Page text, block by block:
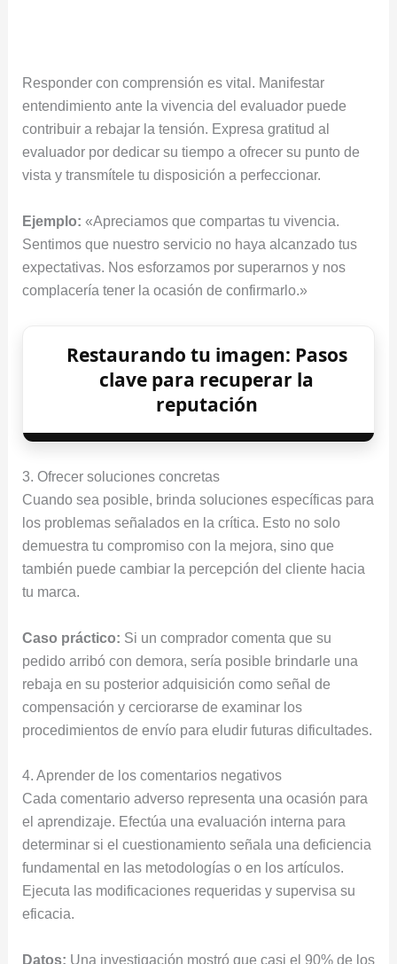
Responder con comprensión es vital. Manifestar
entendimiento ante la vivencia del evaluador puede
contribuir a rebajar la tensión. Expresa gratitud al
evaluador por dedicar su tiempo a ofrecer su punto de
vista y transmítele tu disposición a perfeccionar.
Ejemplo: «Apreciamos que compartas tu vivencia.
Sentimos que nuestro servicio no haya alcanzado tus
expectativas. Nos esforzamos por superarnos y nos
complacería tener la ocasión de confirmarlo.»
Restaurando tu imagen: Pasos
clave para recuperar la
reputación
3. Ofrecer soluciones concretas
Cuando sea posible, brinda soluciones específicas para
los problemas señalados en la crítica. Esto no solo
demuestra tu compromiso con la mejora, sino que
también puede cambiar la percepción del cliente hacia
tu marca.
Caso práctico: Si un comprador comenta que su
pedido arribó con demora, sería posible brindarle una
rebaja en su posterior adquisición como señal de
compensación y cerciorarse de examinar los
procedimientos de envío para eludir futuras dificultades.
4. Aprender de los comentarios negativos
Cada comentario adverso representa una ocasión para
el aprendizaje. Efectúa una evaluación interna para
determinar si el cuestionamiento señala una deficiencia
fundamental en las metodologías o en los artículos.
Ejecuta las modificaciones requeridas y supervisa su
eficacia.
Datos: Una investigación mostró que casi el 90% de los